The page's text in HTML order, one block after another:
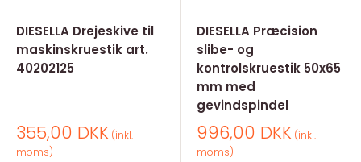
DIESELLA Drejeskive til
maskinskruestik art.
40202125
Salgspris
355,00 DKK (inkl.
moms)
DIESELLA Præcision
slibe- og
kontrolskruestik 50x65
mm med
gevindspindel
Salgspris
996,00 DKK (inkl.
moms)